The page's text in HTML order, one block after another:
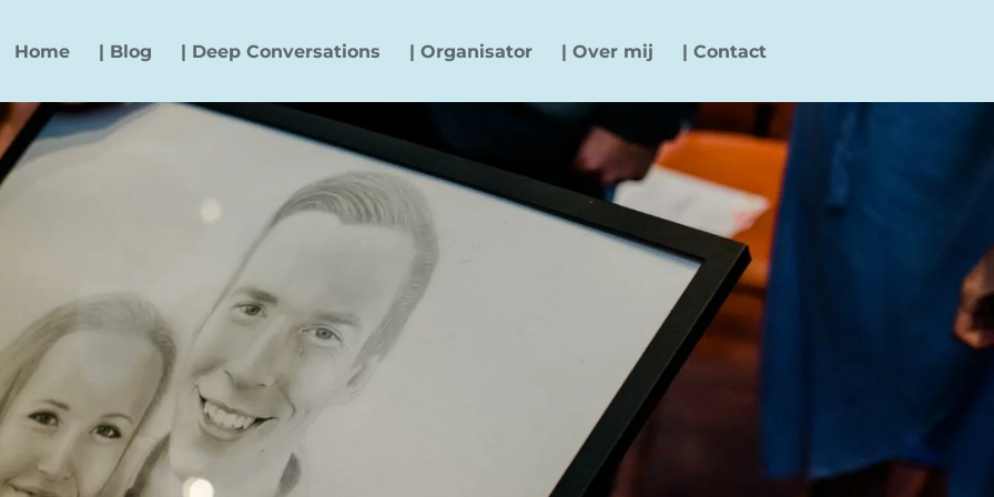
Home | Blog | Deep Conversations | Organisator | Over mij | Contact